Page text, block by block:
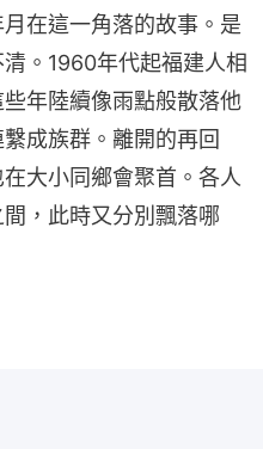
在這一角落的故事。是
。1960年代起福建人相
年陸續像雨點般散落他
成族群。離開的再回
大小同鄉會聚首。各人
，此時又分別飄落哪